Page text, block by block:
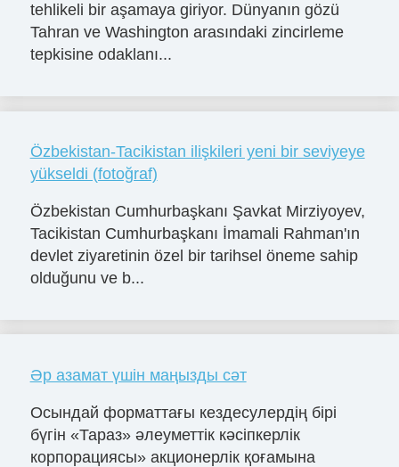
tehlikeli bir aşamaya giriyor. Dünyanın gözü
Tahran ve Washington arasındaki zincirleme
tepkisine odaklanı...
Özbekistan-Tacikistan ilişkileri yeni bir seviyeye
yükseldi (fotoğraf)
Özbekistan Cumhurbaşkanı Şavkat Mirziyoyev,
Tacikistan Cumhurbaşkanı İmamali Rahman'ın
devlet ziyaretinin özel bir tarihsel öneme sahip
olduğunu ve b...
Әр азамат үшін маңызды сәт
Осындай форматтағы кездесулердің бірі
бүгін «Тараз» әлеуметтік кәсіпкерлік
корпорациясы» акционерлік қоғамына